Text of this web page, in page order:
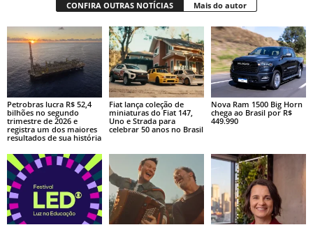
CONFIRA OUTRAS NOTÍCIAS Mais do autor
Petrobras lucra R$ 52,4
bilhões no segundo
trimestre de 2026 e
registra um dos maiores
resultados de sua história
Fiat lança coleção de
miniaturas do Fiat 147,
Uno e Strada para
celebrar 50 anos no Brasil
Nova Ram 1500 Big Horn
chega ao Brasil por R$
449.990